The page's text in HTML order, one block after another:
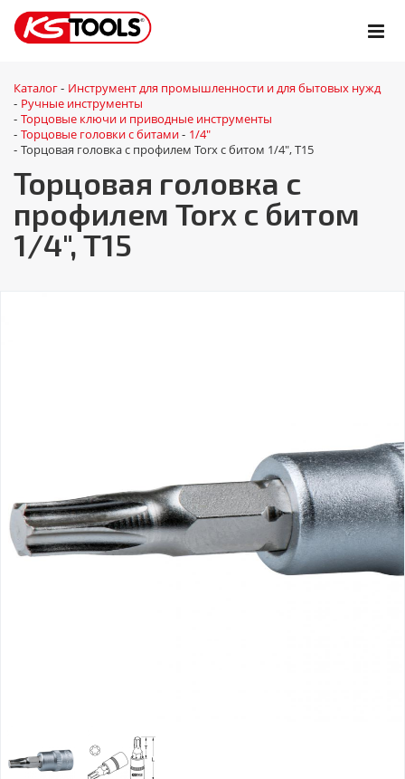
Каталог - Инструмент для промышленности и для бытовых нужд
- Ручные инструменты
- Торцовые ключи и приводные инструменты
- Торцовые головки с битами - 1/4"
- Торцовая головка с профилем Torx с битом 1/4", T15
Торцовая головка с
профилем Torx с битом
1/4", T15